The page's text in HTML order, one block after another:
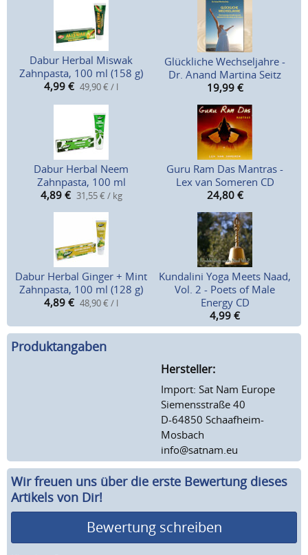
Dabur Herbal Miswak
Zahnpasta, 100 ml (158 g)
4,99 € 49,90 € / l
Glückliche Wechseljahre -
Dr. Anand Martina Seitz
19,99 €
Dabur Herbal Neem
Zahnpasta, 100 ml
4,89 € 31,55 € / kg
Guru Ram Das Mantras -
Lex van Someren CD
24,80 €
Dabur Herbal Ginger + Mint
Zahnpasta, 100 ml (128 g)
4,89 € 48,90 € / l
Kundalini Yoga Meets Naad,
Vol. 2 - Poets of Male
Energy CD
4,99 €
Produktangaben
Hersteller:
Import: Sat Nam Europe
Siemensstraße 40
D-64850 Schaafheim-
Mosbach
info@satnam.eu
Wir freuen uns über die erste Bewertung dieses
Artikels von Dir!
Bewertung schreiben